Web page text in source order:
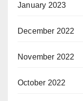
January 2023
December 2022
November 2022
October 2022